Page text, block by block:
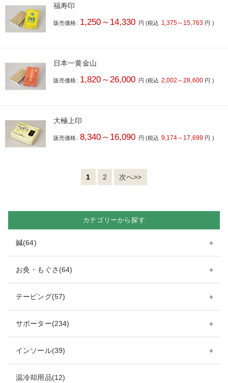
福寿印
販売価格: 1,250～14,330 円 (税込 1,375～15,763 円 )
日本一黄金山
販売価格: 1,820～26,000 円 (税込 2,002～28,600 円 )
大極上印
販売価格: 8,340～16,090 円 (税込 9,174～17,699 円 )
1 2 次へ>>
カテゴリーから探す
鍼(64) ＋
お灸・もぐさ(64) ＋
テーピング(57) ＋
サポーター(234) ＋
インソール(39) ＋
温冷却用品(12)